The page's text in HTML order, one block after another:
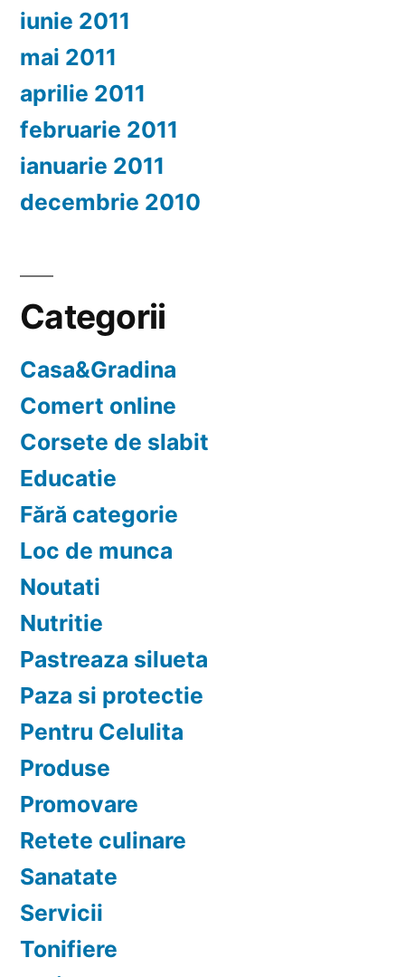
iunie 2011
mai 2011
aprilie 2011
februarie 2011
ianuarie 2011
decembrie 2010
Categorii
Casa&Gradina
Comert online
Corsete de slabit
Educatie
Fără categorie
Loc de munca
Noutati
Nutritie
Pastreaza silueta
Paza si protectie
Pentru Celulita
Produse
Promovare
Retete culinare
Sanatate
Servicii
Tonifiere